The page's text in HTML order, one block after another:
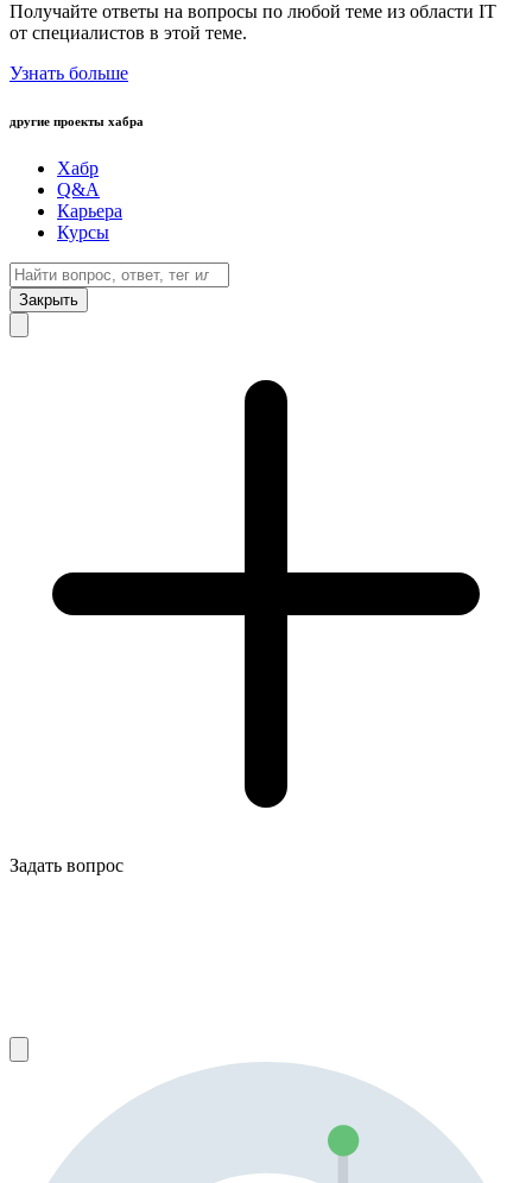
Получайте ответы на вопросы по любой теме из области IT
от специалистов в этой теме.
Узнать больше
другие проекты хабра
Хабр
Q&A
Карьера
Курсы
Закрыть
Задать вопрос